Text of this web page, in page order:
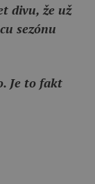
divu, že už
sezónu
Je to fakt